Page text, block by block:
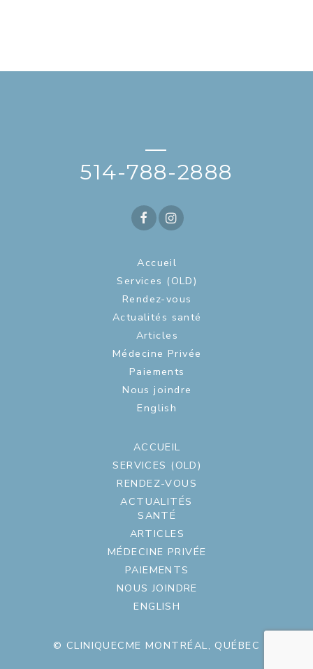
—
514-788-2888
Accueil
Services (OLD)
Rendez-vous
Actualités santé
Articles
Médecine Privée
Paiements
Nous joindre
English
ACCUEIL
SERVICES (OLD)
RENDEZ-VOUS
ACTUALITÉS
SANTÉ
ARTICLES
MÉDECINE PRIVÉE
PAIEMENTS
NOUS JOINDRE
ENGLISH
© CLINIQUECME MONTRÉAL, QUÉBEC